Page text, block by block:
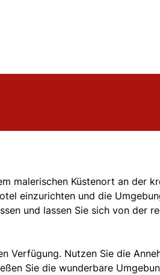
malerischen Küstenort an der
einzurichten und die
und lassen Sie sich von der
Verfügung. Nutzen Sie die
Sie die wunderbare